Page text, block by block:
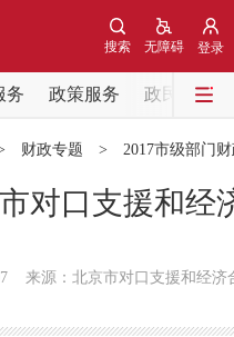
登录
无障碍
搜索
务 政策服务
政民互动
财政专题 > 2017市级部门
对口支援和经
来源：北京市对口支援和经